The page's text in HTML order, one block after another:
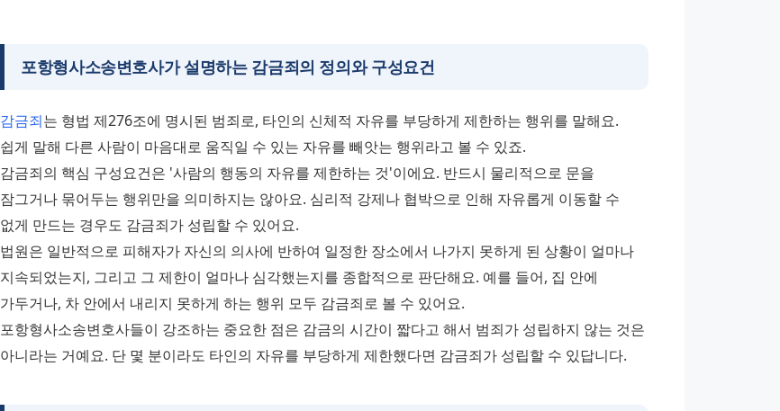
포항형사소송변호사가 설명하는 감금죄의 정의와 구성요건
감금죄는 형법 제276조에 명시된 범죄로, 타인의 신체적 자유를 부당하게 제한하는 행위를 말해요.
쉽게 말해 다른 사람이 마음대로 움직일 수 있는 자유를 빼앗는 행위라고 볼 수 있죠.
감금죄의 핵심 구성요건은 '사람의 행동의 자유를 제한하는 것'이에요. 반드시 물리적으로 문을
잠그거나 묶어두는 행위만을 의미하지는 않아요. 심리적 강제나 협박으로 인해 자유롭게 이동할 수
없게 만드는 경우도 감금죄가 성립할 수 있어요.
법원은 일반적으로 피해자가 자신의 의사에 반하여 일정한 장소에서 나가지 못하게 된 상황이 얼마나
지속되었는지, 그리고 그 제한이 얼마나 심각했는지를 종합적으로 판단해요. 예를 들어, 집 안에
가두거나, 차 안에서 내리지 못하게 하는 행위 모두 감금죄로 볼 수 있어요.
포항형사소송변호사들이 강조하는 중요한 점은 감금의 시간이 짧다고 해서 범죄가 성립하지 않는 것은
아니라는 거예요. 단 몇 분이라도 타인의 자유를 부당하게 제한했다면 감금죄가 성립할 수 있답니다.